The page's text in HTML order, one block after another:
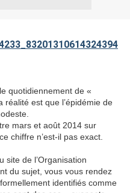
quotidiennement de «
réalité est que l’épidémie de
mars et août 2014 sur
chiffre n’est-il pas exact.
site de l’Organisation
du sujet, vous vous rendez
identifiés comme